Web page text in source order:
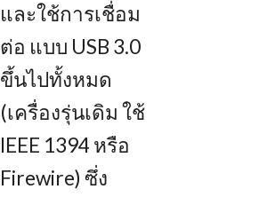
และใช้การเชื่อม
ต่อ แบบ USB 3.0
ขึ้นไปทั้งหมด
(เครื่องรุ่นเดิม ใช้
IEEE 1394 หรือ
Firewire) ซึ่ง